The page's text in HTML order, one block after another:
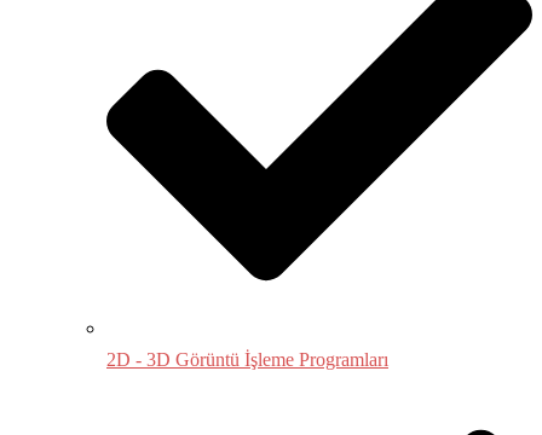
2D - 3D Görüntü İşleme Programları